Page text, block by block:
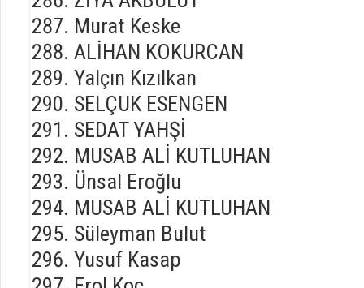
Murat Keske
ALİHAN KOKURCAN
Yalçın Kızılkan
SELÇUK ESENGEN
SEDAT YAHŞİ
MUSAB ALİ KUTLUHAN
Ünsal Eroğlu
MUSAB ALİ KUTLUHAN
Süleyman Bulut
Yusuf Kasap